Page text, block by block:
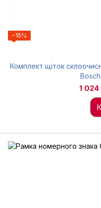
−15%
Комплект щіток
1 024